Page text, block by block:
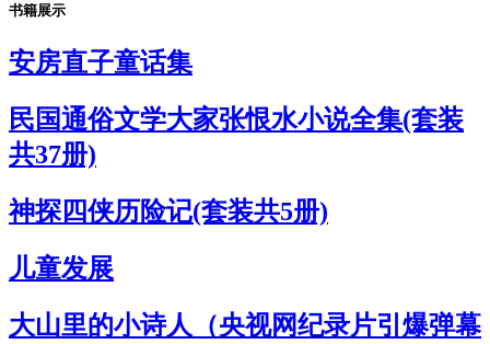
书籍展示
安房直子童话集
民国通俗文学大家张恨水小说全集(套装
共37册)
神探四侠历险记(套装共5册)
儿童发展
大山里的小诗人（央视网纪录片引爆弹幕